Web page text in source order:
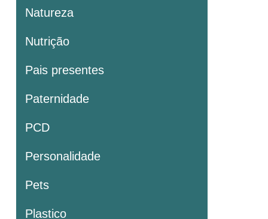
Natureza
Nutrição
Pais presentes
Paternidade
PCD
Personalidade
Pets
Plastico